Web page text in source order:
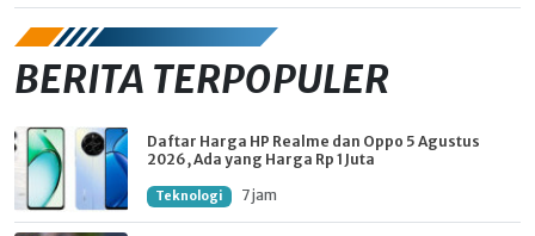
BERITA TERPOPULER
Daftar Harga HP Realme dan Oppo 5 Agustus
2026, Ada yang Harga Rp 1 Juta
Teknologi 7 jam